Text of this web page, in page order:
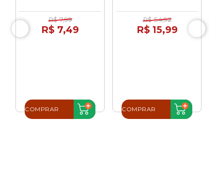
R$ 7,99
R$ 7,49
COMPRAR
R$ 54,92
R$ 15,99
COMPRAR